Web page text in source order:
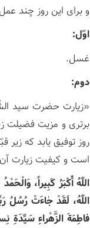
و برای این روز چند
اوّل:
غسل.
دوم:
«زیارت حضرت سید
برتری و مزیت فضیلت
روز توفیق یابد که
است و کیفیت زیارت
اللّٰهُ أَکْبَرُ کَبِیراً،
اللّٰهُ، لَقَدْ جٰاءَتْ رُسُلُ
فاطِمَةَ الزَّهْراءِ سَیِّدَةِ